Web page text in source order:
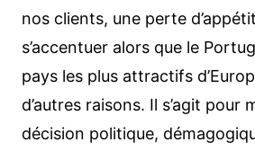
nos clients, une perte
s’accentuer alors que le
pays les plus attractifs
d’autres raisons. Il s’agit pour
décision politique,